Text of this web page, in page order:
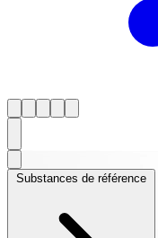
Substances de référence